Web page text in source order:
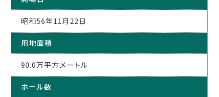
昭和56年11月22日
用地面積
90.0万平方メートル
ホール数